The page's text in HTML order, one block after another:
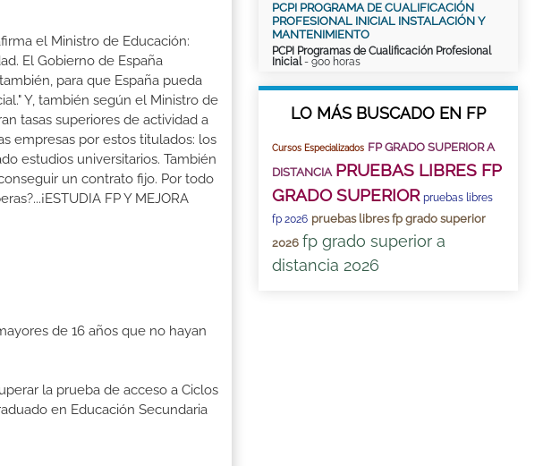
el Ministro de Educación:
El Gobierno de España
para que España pueda
Y, también según el Ministro de
tasas superiores de actividad a
empresas por estos titulados: los
estudios universitarios. También
un contrato fijo. Por todo
FP Y MEJORA
de 16 años que no hayan
la prueba de acceso a Ciclos
en Educación Secundaria
PCPI PROGRAMA DE CUALIFICACIÓN
PROFESIONAL INICIAL INSTALACIÓN Y
MANTENIMIENTO
PCPI Programas de Cualificación Profesional
Inicial- 900 horas
LO MÁS BUSCADO EN FP
Cursos Especializados FP GRADO SUPERIOR A
DISTANCIA PRUEBAS LIBRES FP
GRADO SUPERIOR pruebas libres
fp 2026 pruebas libres fp grado superior
2026 fp grado superior a
distancia 2026